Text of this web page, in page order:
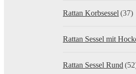
Rattan Korbsessel (37)
Rattan Sessel mit
Rattan Sessel Rund